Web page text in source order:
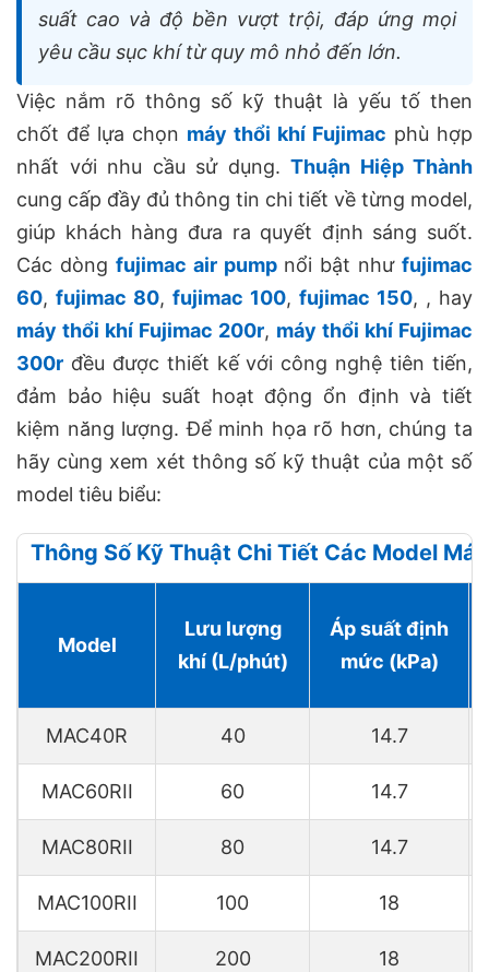
suất cao và độ bền vượt trội, đáp ứng mọi
yêu cầu sục khí từ quy mô nhỏ đến lớn.
Việc nắm rõ thông số kỹ thuật là yếu tố then
chốt để lựa chọn máy thổi khí Fujimac phù hợp
nhất với nhu cầu sử dụng. Thuận Hiệp Thành
cung cấp đầy đủ thông tin chi tiết về từng model,
giúp khách hàng đưa ra quyết định sáng suốt.
Các dòng fujimac air pumpnổi bật như fujimac
60, fujimac 80, fujimac 100, fujimac 150, , hay
máy thổi khí Fujimac 200r, máy thổi khí Fujimac
300r đều được thiết kế với công nghệ tiên tiến,
đảm bảo hiệu suất hoạt động ổn định và tiết
kiệm năng lượng. Để minh họa rõ hơn, chúng ta
hãy cùng xem xét thông số kỹ thuật của một số
model tiêu biểu:
Thông Số Kỹ Thuật Chi Tiết Các Model
Model
Lưu lượng
khí (L/phút)
Áp suất định
mức (kPa)
MAC40R 40 14.7
MAC60RII 60 14.7
MAC80RII 80 14.7
MAC100RII 100 18
MAC200RII 200 18